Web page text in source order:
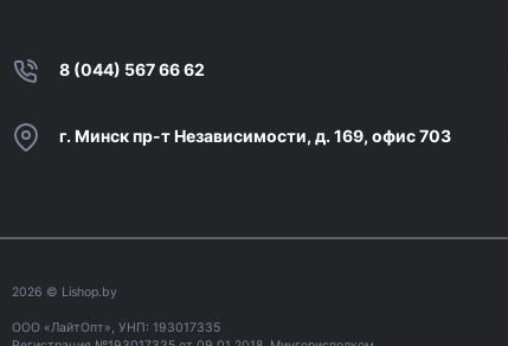
8 (044) 567 66 62
г. Минск пр-т Независимости, д. 169, офис 703
2026 © Lishop.by
ООО «ЛайтОпт», УНП: 193017335